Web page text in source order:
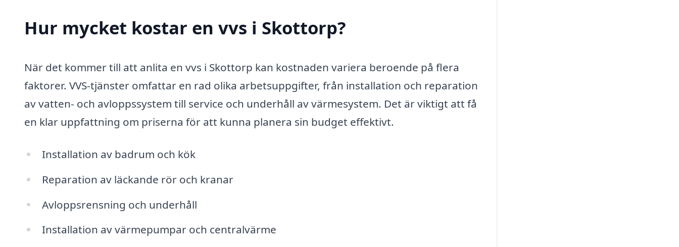
Hur mycket kostar en vvs i Skottorp?
När det kommer till att anlita en vvs i Skottorp kan kostnaden variera beroende på flera
faktorer. VVS-tjänster omfattar en rad olika arbetsuppgifter, från installation och reparation
av vatten- och avloppssystem till service och underhåll av värmesystem. Det är viktigt att få
en klar uppfattning om priserna för att kunna planera sin budget effektivt.
Installation av badrum och kök
Reparation av läckande rör och kranar
Avloppsrensning och underhåll
Installation av värmepumpar och centralvärme